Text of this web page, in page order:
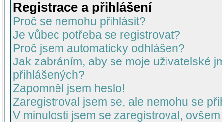
Registrace a přihlášení
Proč se nemohu přihlásit?
Je vůbec potřeba se registrovat?
Proč jsem automaticky odhlášen?
Jak zabráním, aby se moje uživatelské
přihlášených?
Zapomněl jsem heslo!
Zaregistroval jsem se, ale nemohu se
V minulosti jsem se zaregistroval,